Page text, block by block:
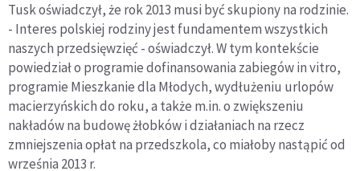
Tusk oświadczył, że rok 2013 musi być skupiony na rodzinie.
- Interes polskiej rodziny jest fundamentem wszystkich
naszych przedsięwzięć - oświadczył. W tym kontekście
powiedział o programie dofinansowania zabiegów in vitro,
programie Mieszkanie dla Młodych, wydłużeniu urlopów
macierzyńskich do roku, a także m.in. o zwiększeniu
nakładów na budowę żłobków i działaniach na rzecz
zmniejszenia opłat na przedszkola, co miałoby nastąpić od
września 2013 r.